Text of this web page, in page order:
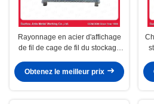
Rayonnage en acier d'affichage
de fil de cage de fil du stockage
Obtenez le meilleur prix